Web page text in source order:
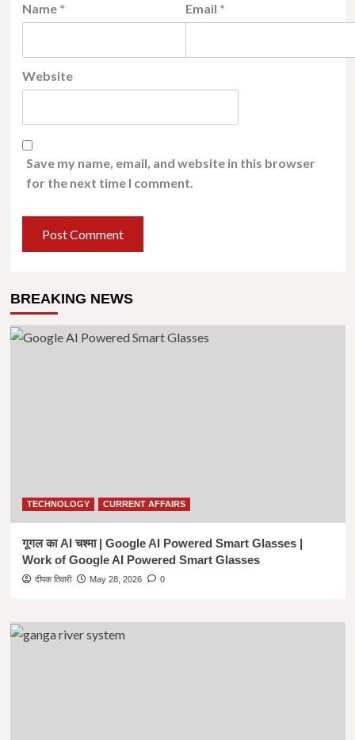
Name * Email *
Website
Save my name, email, and website in this browser
for the next time I comment.
BREAKING NEWS
TECHNOLOGY CURRENT AFFAIRS
गूगल का AI चश्मा | Google AI Powered Smart Glasses |
Work of Google AI Powered Smart Glasses
दीपक तिवारी May 28, 2026 0